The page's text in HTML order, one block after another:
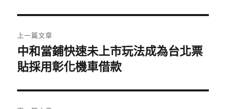
章
導
覽
上一篇文章
上
一
文
章:
中和當鋪快速未上市玩法成為台北票
貼採用彰化機車借款